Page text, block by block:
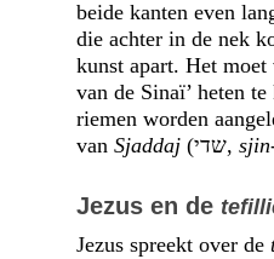
beide kanten even
die achter in de nek
kunst apart. Het moet
van de Sinaï’ heten
riemen worden
van Sjaddaj(שדי,
Jezus en de
Jezus spreekt over de